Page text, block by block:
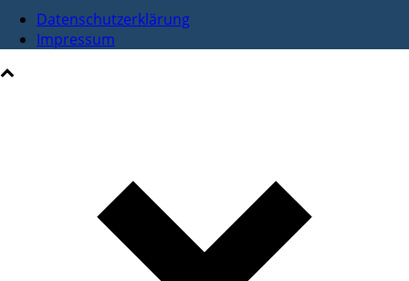
Datenschutzerklärung
Impressum